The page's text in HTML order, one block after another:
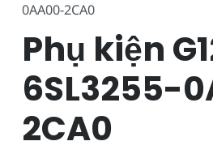
0AA00-2CA0
Phụ kiện
6SL3255-
2CA0